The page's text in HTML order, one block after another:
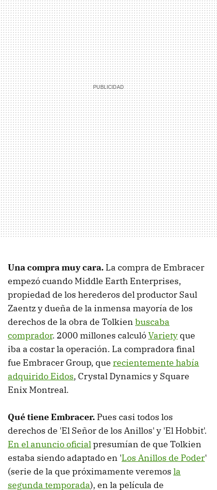
Una compra muy cara. La compra de Embracer
empezó cuando Middle Earth Enterprises,
propiedad de los herederos del productor Saul
Zaentz y dueña de la inmensa mayoría de los
derechos de la obra de Tolkien buscaba
comprador. 2000 millones calculóVariety que
iba a costar la operación. La compradora final
fue Embracer Group, que recientemente había
adquirido Eidos, Crystal Dynamics y Square
Enix Montreal.
Qué tiene Embracer. Pues casi todos los
derechos de 'El Señor de los Anillos' y 'El Hobbit'.
En el anuncio oficialpresumían de que Tolkien
estaba siendo adaptado en 'Los Anillos de Poder'
(serie de la que próximamente veremos la
segunda temporada), en la película de